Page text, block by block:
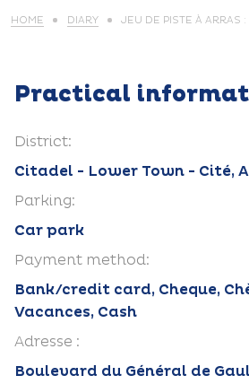
HOME DIARY JEU DE PISTE À ARRAS :
Practical
District:
Citadel - Lower Town - Cité,
Parking:
Car park
Payment method:
Bank/credit card, Cheque,
Vacances, Cash
Adresse :
Boulevard du Général de